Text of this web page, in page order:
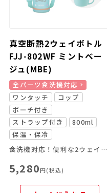
真空断熱2ウェイボトル
FJJ-802WF ミントベー
ジュ(MBE)
全パーツ食洗機対応
ワンタッチ
コップ
ポーチ付き
ストラップ付き
800ml
保温・保冷
食洗機対応！便利な2ウェイボトル
5,280円(税込)